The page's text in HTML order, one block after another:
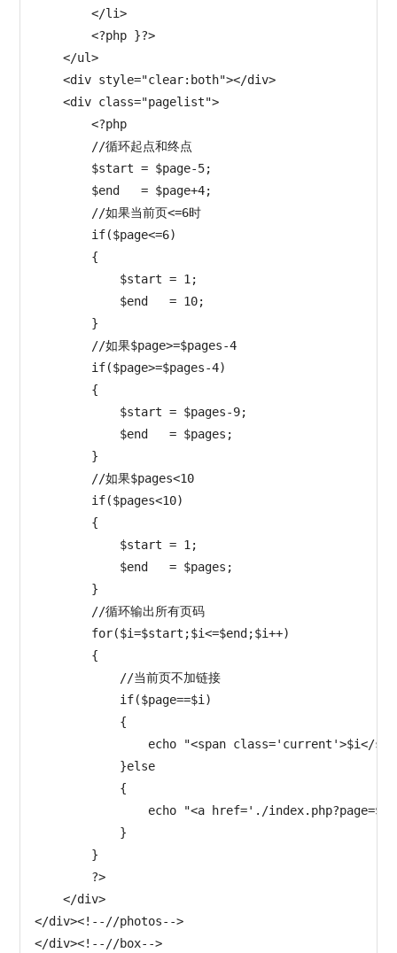
        </li>
        <?php }?>
    </ul>
    <div style="clear:both"></div>
    <div class="pagelist">
        <?php
        //循环起点和终点
        $start = $page-5;
        $end   = $page+4;
        //如果当前页<=6时
        if($page<=6)
        {
            $start = 1;
            $end   = 10;
        }
        //如果$page>=$pages-4
        if($page>=$pages-4)
        {
            $start = $pages-9;
            $end   = $pages;
        }
        //如果$pages<10
        if($pages<10)
        {
            $start = 1;
            $end   = $pages;
        }
        //循环输出所有页码
        for($i=$start;$i<=$end;$i++)
        {
            //当前页不加链接
            if($page==$i)
            {
echo "<span class='current'>$i</
            }else
            {
echo "<a href='./
            }
        }
        ?>
    </div>
</div><!--//photos-->
</div><!--//box-->